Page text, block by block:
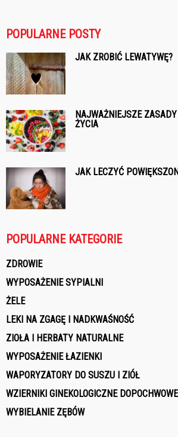
POPULARNE POSTY
JAK ZROBIĆ LEWATYWĘ?
NAJWAŻNIEJSZE
ŻYCIA
JAK LECZYĆ
POPULARNE KATEGORIE
ZDROWIE
WYPOSAŻENIE SYPIALNI
ŻELE
LEKI NA ZGAGĘ I NADKWAŚNOŚĆ
ZIOŁA I HERBATY NATURALNE
WYPOSAŻENIE ŁAZIENKI
WAPORYZATORY DO SUSZU I ZIÓŁ
WZIERNIKI GINEKOLOGICZNE
WYBIELANIE ZĘBÓW